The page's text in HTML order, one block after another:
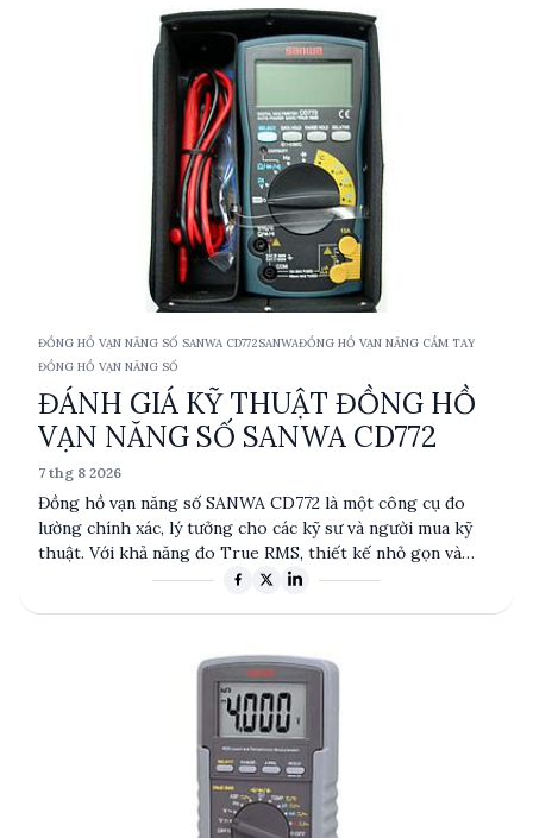
ĐỒNG HỒ VẠN NĂNG SỐ SANWA CD772SANWAĐỒNG HỒ VẠN NĂNG CẦM TAY
ĐỒNG HỒ VẠN NĂNG SỐ
ĐÁNH GIÁ KỸ THUẬT ĐỒNG HỒ
VẠN NĂNG SỐ SANWA CD772
7 thg 8 2026
Đồng hồ vạn năng số SANWA CD772 là một công cụ đo
lường chính xác, lý tưởng cho các kỹ sư và người mua kỹ
thuật. Với khả năng đo True RMS, thiết kế nhỏ gọn và
màn hình LCD lớn, sản phẩm này đáp ứng nhu cầu đo điện
giữ dữ liệu, CD772 là lựa chọn đáng tin cậy cho các chuyên